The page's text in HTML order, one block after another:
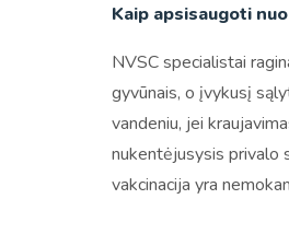
Kaip apsisaugoti
NVSC specialistai
gyvūnais, o įvykusį
vandeniu, jei
nukentėjusysis privalo
vakcinacija yra